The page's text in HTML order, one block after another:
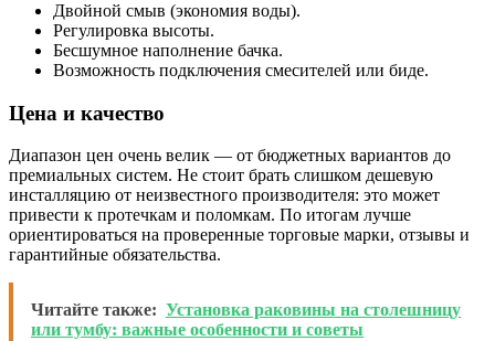
Двойной смыв (экономия воды).
Регулировка высоты.
Бесшумное наполнение бачка.
Возможность подключения смесителей или биде.
Цена и качество
Диапазон цен очень велик — от бюджетных вариантов до
премиальных систем. Не стоит брать слишком дешевую
инсталляцию от неизвестного производителя: это может
привести к протечкам и поломкам. По итогам лучше
ориентироваться на проверенные торговые марки, отзывы и
гарантийные обязательства.
Читайте также: Установка раковины на столешницу
или тумбу: важные особенности и советы